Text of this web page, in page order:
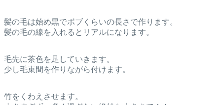
髪の毛は始め黒でボブくらいの長さで作ります。
髪の毛の線を入れるとリアルになります。
毛先に茶色を足していきます。
少し毛束間を作りながら付けます。
竹をくわえさせます。